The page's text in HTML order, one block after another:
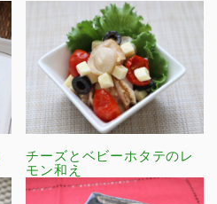
チーズとベビーホタテのレ
モン和え